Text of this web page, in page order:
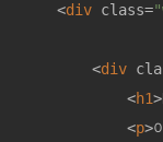
<div class=
<div
<h1>
<p>